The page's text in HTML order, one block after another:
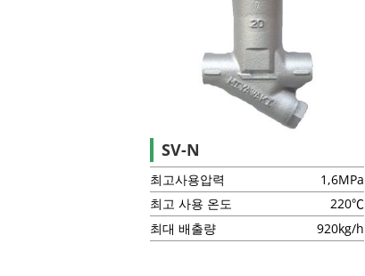
SV-N
최고사용압력
1,6MPa
최고 사용 온도
220℃
최대 배출량
920kg/h